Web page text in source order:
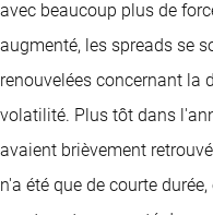
avec beaucoup plus de
augmenté, les spreads se
renouvelées concernant la
volatilité. Plus tôt dans
avaient brièvement
n'a été que de courte